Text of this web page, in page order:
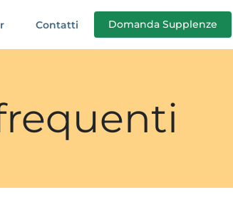
Contatti Domanda Supplenze